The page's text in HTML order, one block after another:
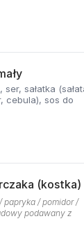
sałatka
cebula), sos do
(kostka)
papryka / pomidor /
podawany z